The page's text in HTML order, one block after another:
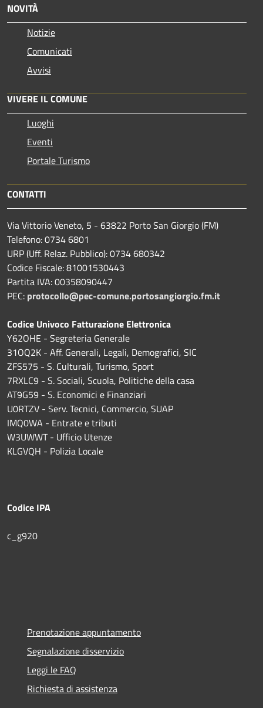
NOVITÀ
Notizie
Comunicati
Avvisi
VIVERE IL COMUNE
Luoghi
Eventi
Portale Turismo
CONTATTI
Via Vittorio Veneto, 5 - 63822 Porto San Giorgio (FM)
Telefono: 0734 6801
URP (Uff. Relaz. Pubblico): 0734 680342
Codice Fiscale: 81001530443
Partita IVA: 00358090447
PEC: protocollo@pec-comune.portosangiorgio.fm.it
Codice Univoco Fatturazione Elettronica
Y62OHE - Segreteria Generale
31OQ2K - Aff. Generali, Legali, Demografici, SIC
ZFS575 - S. Culturali, Turismo, Sport
7RXLC9 - S. Sociali, Scuola, Politiche della casa
AT9G59 - S. Economici e Finanziari
U0RTZV - Serv. Tecnici, Commercio, SUAP
IMQ0WA - Entrate e tributi
W3UWWT - Ufficio Utenze
KLGVQH - Polizia Locale
Codice IPA
c_g920
Prenotazione appuntamento
Segnalazione disservizio
Leggi le FAQ
Richiesta di assistenza